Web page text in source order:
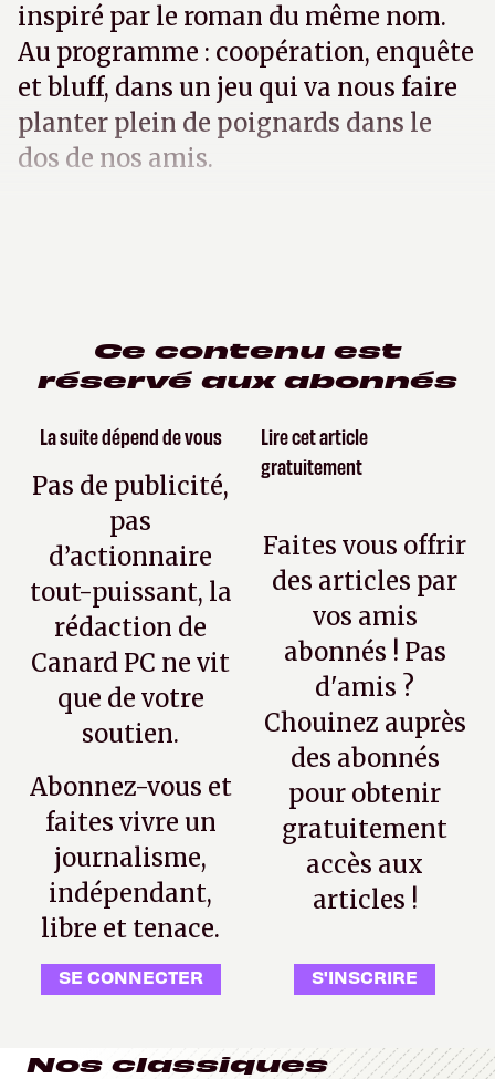
inspiré par le roman du même nom.
Au programme : coopération, enquête
et bluff, dans un jeu qui va nous faire
planter plein de poignards dans le
dos de nos amis.
Ce contenu est
réservé aux abonnés
La suite dépend de vous
Pas de publicité,
pas
d’actionnaire
tout-puissant, la
rédaction de
Canard PC ne vit
que de votre
soutien.
Abonnez-vous et
faites vivre un
journalisme,
indépendant,
libre et tenace.
SE CONNECTER
Lire cet article
gratuitement
Faites vous offrir
des articles par
vos amis
abonnés ! Pas
d'amis ?
Chouinez auprès
des abonnés
pour obtenir
gratuitement
accès aux
articles !
S'INSCRIRE
Nos classiques